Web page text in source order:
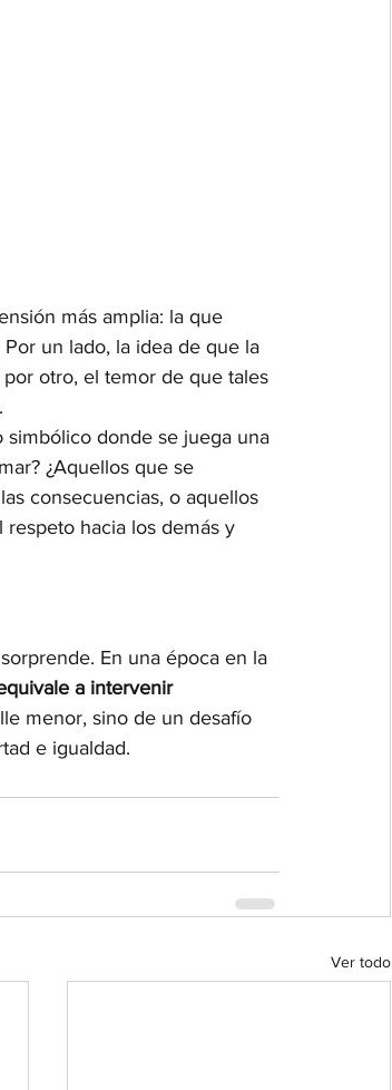
más amplia: la que
Por un lado, la idea de que la
otro, el temor de que tales
donde se juega una
¿Aquellos que se
consecuencias, o aquellos
hacia los demás y
En una época en la
a intervenir
menor, sino de un desafío
e igualdad.
Ver todo